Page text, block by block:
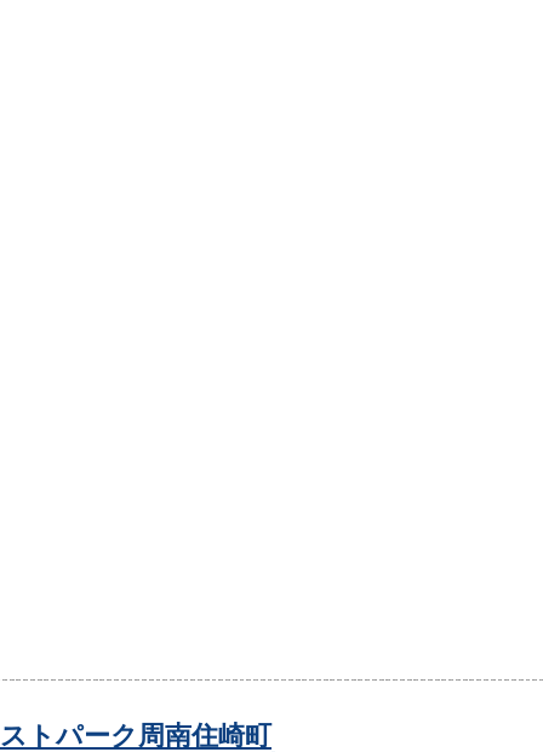
ストパーク周南住崎町